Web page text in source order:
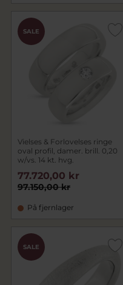
SALE
Vielses & Forlovelses ringe
oval profil, damer. brill. 0,20
w/vs. 14 kt. hvg.
97.150,00 kr
77.720,00 kr
På fjernlager
SALE